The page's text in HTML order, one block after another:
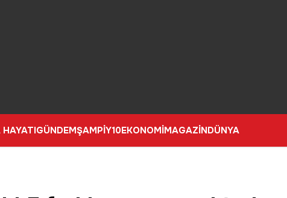
GÜNDEMŞAMPİY10EKONOMİMAGAZİNDÜNYA